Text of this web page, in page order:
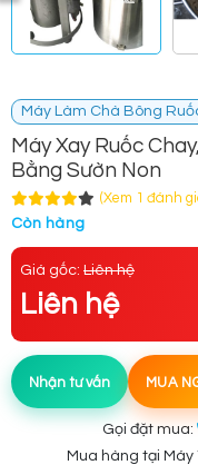
Máy Làm Chà Bông
Máy Xay Ruốc
Bằng Sườn Non
(Xem 1 đánh
Còn hàng
Giá gốc: Liên hệ
Liên hệ
Nhận tư vấn MUA
Gọi đặt mua:
Mua hàng tại Máy